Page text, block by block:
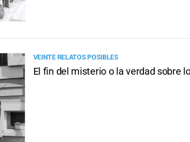
VEINTE RELATOS POSIBLES
El fin del misterio o la verdad sobre